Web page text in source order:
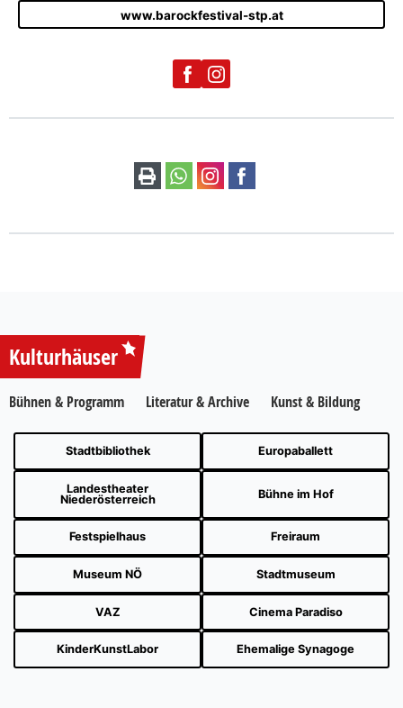
www.barockfestival-stp.at
Kulturhäuser
Bühnen & Programm Literatur & Archive Kunst & Bildung
Stadtbibliothek Europaballett
Landestheater
Niederösterreich
Bühne im Hof
Festspielhaus Freiraum
Museum NÖ Stadtmuseum
VAZ Cinema Paradiso
KinderKunstLabor Ehemalige Synagoge